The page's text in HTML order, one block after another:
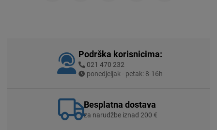
Podrška korisnicima:
021 470 232
ponedjeljak - petak: 8-16h
Besplatna dostava
za narudžbe iznad 200 €